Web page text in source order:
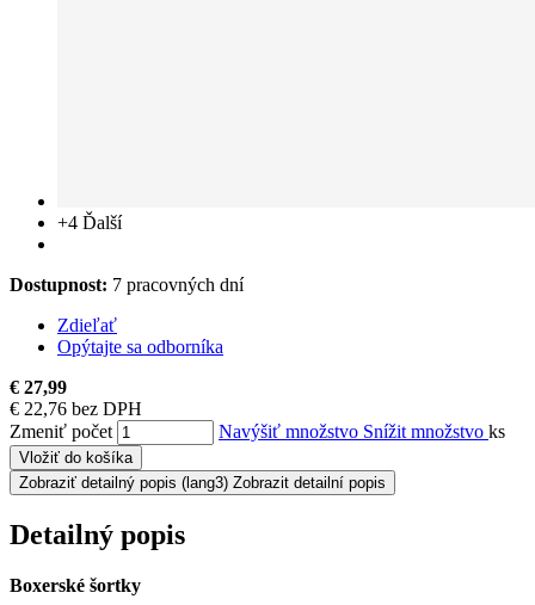
+4 Ďalší
Dostupnost: 7 pracovných dní
Zdieľať
Opýtajte sa odborníka
€ 27,99
€ 22,76 bez DPH
Zmeniť počet
Navýšiť množstvo Snížit množstvo ks
Vložiť do košíka
Zobraziť detailný popis (lang3) Zobrazit detailní popis
Detailný popis
Boxerské šortky